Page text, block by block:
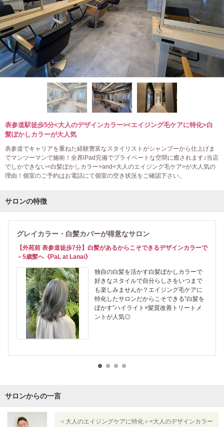
表参道駅徒歩5分<大人のデザインカラー><エイジング毛ケアに特化>白
髪ぼかしカラーが大人気
表参道でキャリアを重ねた経験豊富なスタイリストがシャンプーから仕上げま
でマンツーマンで施術！全席iPad完備でプライベートな空間に癒されます♪当店
でしかできない<白髪ぼかしカラー>and<大人のエイジング毛ケア>が大人気の
理由！個室のご予約はお電話にて個室の空き状況をご確認下さい。
サロンの特徴
グレイカラー・白髪カバーが得意なサロン
【外苑前 表参道徒歩7分】白髪があるからこそできるデザインカラーで
－5歳髪へ《PaL at Lanai》
独自の白髪を活かす白髪ぼかしカラーで
好きなスタイルで自分らしさをいつまで
も楽しみませんか？エイジング毛ケアに
特化したサロンだからこそできる”白髪を
ぼかす”ハイライト×髪質改善トリートメ
ントが人気◎
サロンからの一言
＜大人のエイジングケアに特化＞<大人のデザインカラー